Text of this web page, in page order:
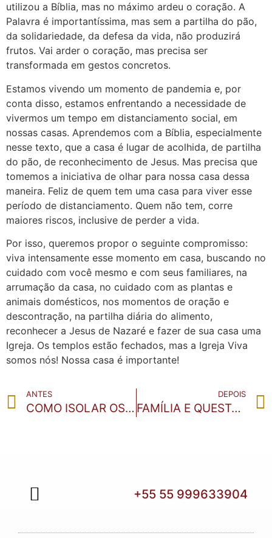
utilizou a Bíblia, mas no máximo ardeu o coração. A
Palavra é importantíssima, mas sem a partilha do pão,
da solidariedade, da defesa da vida, não produzirá
frutos. Vai arder o coração, mas precisa ser
transformada em gestos concretos.
Estamos vivendo um momento de pandemia e, por
conta disso, estamos enfrentando a necessidade de
vivermos um tempo em distanciamento social, em
nossas casas. Aprendemos com a Bíblia, especialmente
nesse texto, que a casa é lugar de acolhida, de partilha
do pão, de reconhecimento de Jesus. Mas precisa que
tomemos a iniciativa de olhar para nossa casa dessa
maneira. Feliz de quem tem uma casa para viver esse
período de distanciamento. Quem não tem, corre
maiores riscos, inclusive de perder a vida.
Por isso, queremos propor o seguinte compromisso:
viva intensamente esse momento em casa, buscando no
cuidado com você mesmo e com seus familiares, na
arrumação da casa, no cuidado com as plantas e
animais domésticos, nos momentos de oração e
descontração, na partilha diária do alimento,
reconhecer a Jesus de Nazaré e fazer de sua casa uma
Igreja. Os templos estão fechados, mas a Igreja Viva
somos nós! Nossa casa é importante!
ANTES
COMO ISOLAR OS ASSINTOMÁTICOS PARA CONTER A PANDEMIA
DEPOIS
FAMÍLIA E QUESTÕES DE BIOÉTICA
+55 55 999633904